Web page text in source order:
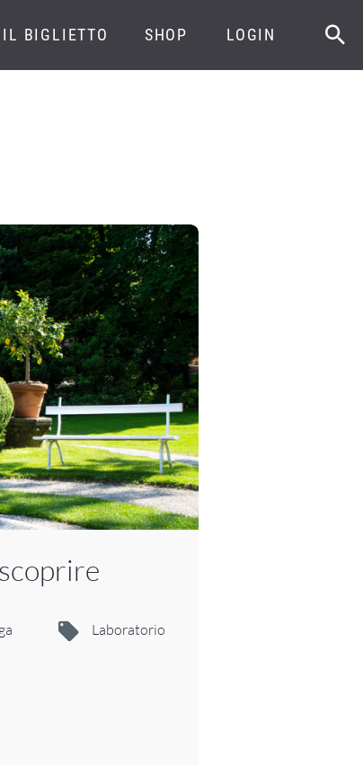
IL BIGLIETTO SHOP LOGIN
Laboratorio